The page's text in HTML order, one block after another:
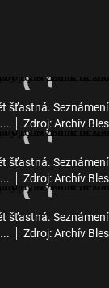
šťastná.
Zdroj: Archív
šťastná.
Zdroj: Archív
šťastná.
Zdroj: Archív